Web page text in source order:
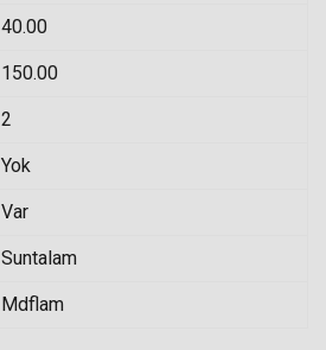
40.00
150.00
2
Yok
Var
Suntalam
Mdflam